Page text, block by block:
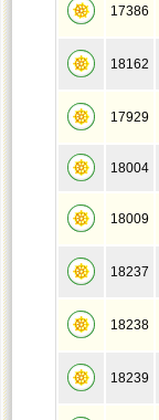
17386
18162
17929
18004
18009
18237
18238
18239